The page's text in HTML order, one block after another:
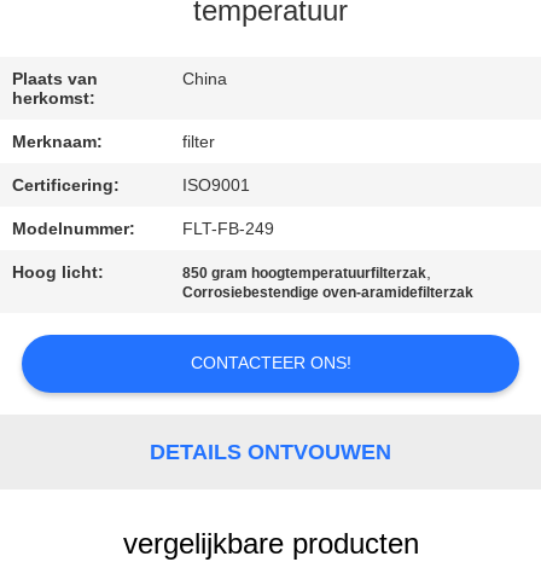
VERZOEK
OM EEN
CITAAT
SITEMAP
temperatuur
Plaats van
herkomst:
China
Merknaam: filter
Certificering: ISO9001
Modelnummer: FLT-FB-249
Hoog licht: 850 gram hoogtemperatuurfilterzak,
Corrosiebestendige oven-aramidefilterzak
CONTACTEER ONS!
DETAILS ONTVOUWEN
vergelijkbare producten